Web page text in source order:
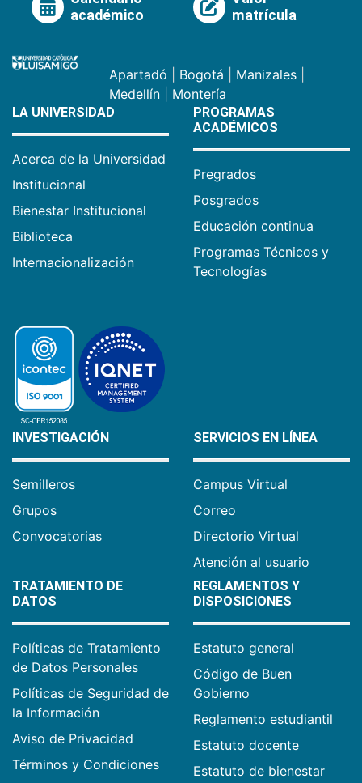
académico
matrícula
Apartadó Bogotá Manizales
Medellín
Montería
LA UNIVERSIDAD
Acerca de la Universidad
Institucional
Bienestar Institucional
Biblioteca
Internacionalización
PROGRAMAS
ACADÉMICOS
Pregrados
Posgrados
Educación continua
Programas Técnicos y
Tecnologías
INVESTIGACIÓN
Semilleros
Grupos
Convocatorias
SERVICIOS EN LÍNEA
Campus Virtual
Correo
Directorio Virtual
Atención al usuario
TRATAMIENTO DE
DATOS
Políticas de Tratamiento
de Datos Personales
Políticas de Seguridad de
la Información
Aviso de Privacidad
Términos y Condiciones
REGLAMENTOS Y
DISPOSICIONES
Estatuto general
Código de Buen
Gobierno
Reglamento estudiantil
Estatuto docente
Estatuto de bienestar